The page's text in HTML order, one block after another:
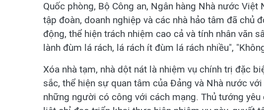
Quốc phòng, Bộ Công an, Ngân hàng Nhà nước
tập đoàn, doanh nghiệp và các nhà hảo tâm đã chủ
động, thể hiện trách nhiệm cao cả và tính nhân văn
lành đùm lá rách, lá rách ít đùm lá rách nhiều",
Xóa nhà tạm, nhà dột nát là nhiệm vụ chính trị đặc
sắc, thể hiện sự quan tâm của Đảng và Nhà nước
những người có công với cách mạng. Thủ tướng